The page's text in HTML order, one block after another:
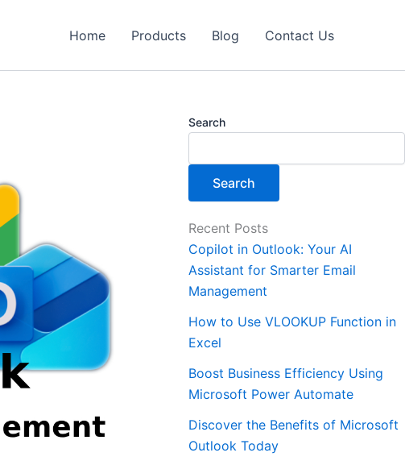
Home Products Blog Contact Us
Search
Search
Recent Posts
Copilot in Outlook: Your AI
Assistant for Smarter Email
Management
How to Use VLOOKUP Function in
Excel
Boost Business Efficiency Using
Microsoft Power Automate
Discover the Benefits of Microsoft
Outlook Today